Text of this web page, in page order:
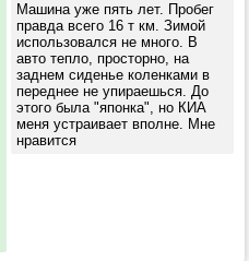
Машина уже пять лет. Пробег
правда всего 16 т км. Зимой
использовался не много. В
авто тепло, просторно, на
заднем сиденье коленками в
переднее не упираешься. До
этого была "японка", но КИА
меня устраивает вполне. Мне
нравится